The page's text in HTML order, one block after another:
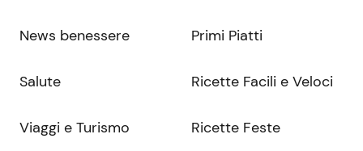
News benessere
Salute
Viaggi e Turismo
Primi Piatti
Ricette Facili e Veloci
Ricette Feste